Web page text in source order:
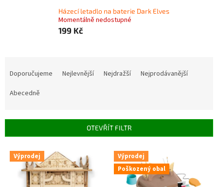
Házecí letadlo na baterie Dark Elves
Momentálně nedostupné
199 Kč
r
Doporučujeme Nejlevnější Nejdražší
Nejprodávanější
Abecedně
OTEVŘÍT FILTR
V Výprodej
Výprodej
Poškozený obal